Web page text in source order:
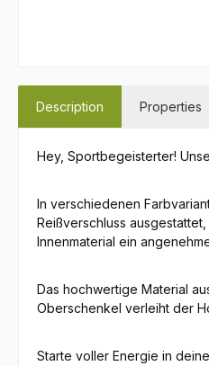
Description Properties
Hey, Sportbegeisterter!
In verschiedenen
Reißverschluss
Innenmaterial ein
Das hochwertige Material
Oberschenkel verleiht der
Starte voller Energie in